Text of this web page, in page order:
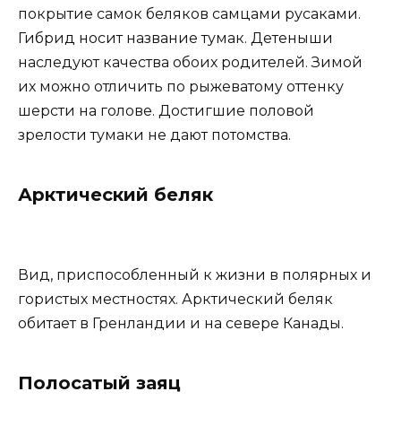
покрытие самок беляков самцами русаками.
Гибрид носит название тумак. Детеныши
наследуют качества обоих родителей. Зимой
их можно отличить по рыжеватому оттенку
шерсти на голове. Достигшие половой
зрелости тумаки не дают потомства.
Арктический беляк
Вид, приспособленный к жизни в полярных и
гористых местностях. Арктический беляк
обитает в Гренландии и на севере Канады.
Полосатый заяц